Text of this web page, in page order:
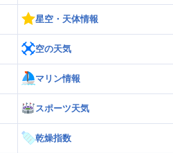
星空・天体情報
空の天気
マリン情報
スポーツ天気
乾燥指数